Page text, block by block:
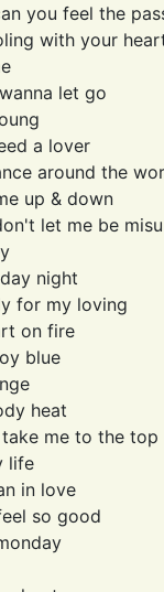
you feel the
with your
let go
a lover
around the
up & down
let me be
night
for my loving
on fire
blue
heat
me to the top
life
in love
so good